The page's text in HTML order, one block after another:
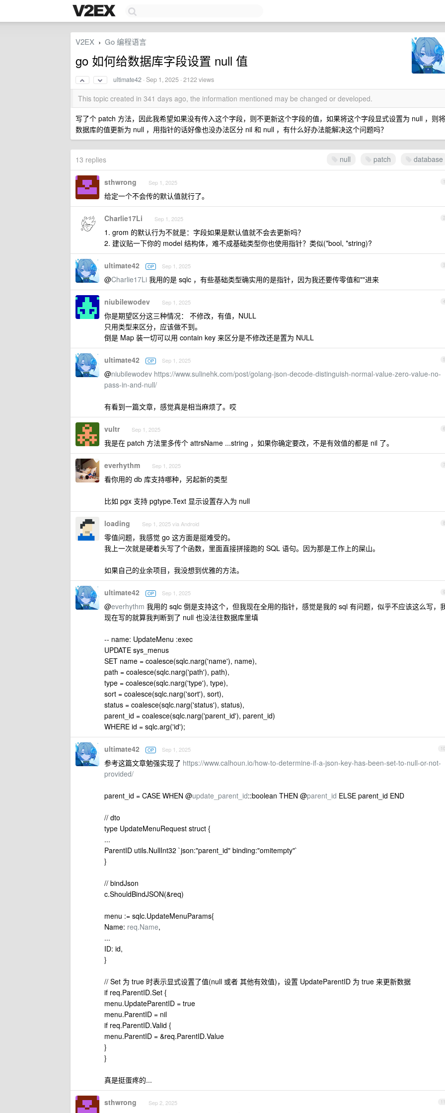
V2EX › Go 编程语言
go 如何给数据库字段设置 null 值
ultimate42 ·Sep 1, 2025 · 2122 views
This topic created in 341 days ago, the information mentioned may be changed or developed.
写了个 patch 方法，因此我希望如果没有传入这个字段，则不更新这个字段的值，如果将这个字段显式设置为 null ，则将
数据库的值更新为 null ，用指针的话好像也没办法区分 nil 和 null ，有什么好办法能解决这个问题吗？
null patch database
13 replies
1
sthwrong Sep 1, 2025
给定一个不会传的默认值就行了。
2
Charlie17Li Sep 1, 2025
1. grom 的默认行为不就是：字段如果是默认值就不会去更新吗？
2. 建议贴一下你的 model 结构体，难不成基础类型你也使用指针？类似(*bool, *string)?
3
ultimate42 OP Sep 1, 2025
@Charlie17Li 我用的是 sqlc ，有些基础类型确实用的是指针，因为我还要传零值和""进来
4
niubilewodev Sep 1, 2025
你是期望区分这三种情况： 不修改，有值，NULL
只用类型来区分，应该做不到。
倒是 Map 装一切可以用 contain key 来区分是不修改还是置为 NULL
5
ultimate42 OP Sep 1, 2025
@niubilewodev https://www.sulinehk.com/post/golang-json-decode-distinguish-normal-value-zero-value-no-
pass-in-and-null/
有看到一篇文章，感觉真是相当麻烦了。哎
6
vultr Sep 1, 2025
我是在 patch 方法里多传个 attrsName ...string ，如果你确定要改，不是有效值的都是 nil 了。
7
everhythm Sep 1, 2025
看你用的 db 库支持哪种，另起新的类型
比如 pgx 支持 pgtype.Text 显示设置存入为 null
8
loading Sep 1, 2025 via Android
零值问题，我感觉 go 这方面是挺难受的。
我上一次就是硬着头写了个函数，里面直接拼接跑的 SQL 语句。因为那是工作上的屎山。
如果自己的业余项目，我没想到优雅的方法。
9
ultimate42 OP Sep 1, 2025
@everhythm 我用的 sqlc 倒是支持这个，但我现在全用的指针，感觉是我的 sql 有问题，似乎不应该这么写，
现在写的就算我判断到了 null 也没法往数据库里填
-- name: UpdateMenu :exec
UPDATE sys_menus
SET name = coalesce(sqlc.narg('name'), name),
path = coalesce(sqlc.narg('path'), path),
type = coalesce(sqlc.narg('type'), type),
sort = coalesce(sqlc.narg('sort'), sort),
status = coalesce(sqlc.narg('status'), status),
parent_id = coalesce(sqlc.narg('parent_id'), parent_id)
WHERE id = sqlc.arg('id');
10
ultimate42 OP Sep 1, 2025
参考这篇文章勉强实现了 https://www.calhoun.io/how-to-determine-if-a-json-key-has-been-set-to-null-or-not-
provided/
parent_id = CASE WHEN @update_parent_id::boolean THEN @parent_id ELSE parent_id END
// dto
type UpdateMenuRequest struct {
...
ParentID utils.NullInt32 `json:"parent_id" binding:"omitempty"`
}
// bindJson
c.ShouldBindJSON(&req)
menu := sqlc.UpdateMenuParams{
Name: req.Name,
...
ID: id,
}
// Set 为 true 时表示显式设置了值(null 或者 其他有效值)，设置 UpdateParentID 为 true 来更新数据
if req.ParentID.Set {
menu.UpdateParentID = true
menu.ParentID = nil
if req.ParentID.Valid {
menu.ParentID = &req.ParentID.Value
}
}
真是挺蛋疼的...
11
sthwrong Sep 2, 2025